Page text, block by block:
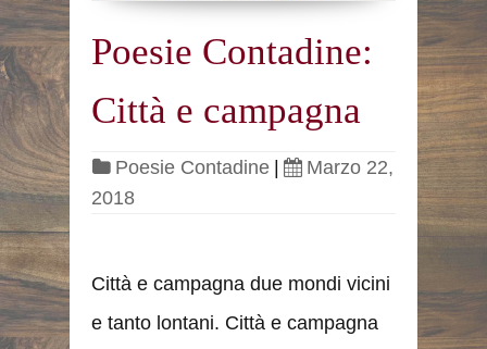
Poesie Contadine:
Città e campagna
Poesie Contadine |
Marzo 22,
2018
Città e campagna due mondi vicini
e tanto lontani. Città e campagna